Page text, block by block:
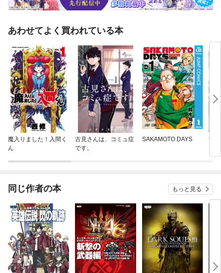
あわせてよく買われている本
魔入りました！入間く
ん
古見さんは、コミュ症
です。
SAKAMOTO DAYS 竿
同じ作者の本 もっと見る